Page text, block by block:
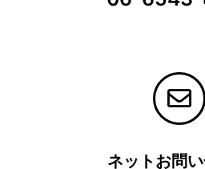
ネットお問